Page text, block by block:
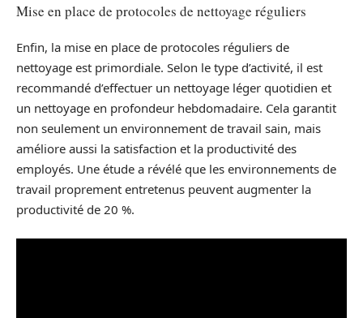
Mise en place de protocoles de nettoyage réguliers
Enfin, la mise en place de protocoles réguliers de
nettoyage est primordiale. Selon le type d’activité, il est
recommandé d’effectuer un nettoyage léger quotidien et
un nettoyage en profondeur hebdomadaire. Cela garantit
non seulement un environnement de travail sain, mais
améliore aussi la satisfaction et la productivité des
employés. Une étude a révélé que les environnements de
travail proprement entretenus peuvent augmenter la
productivité de 20 %.